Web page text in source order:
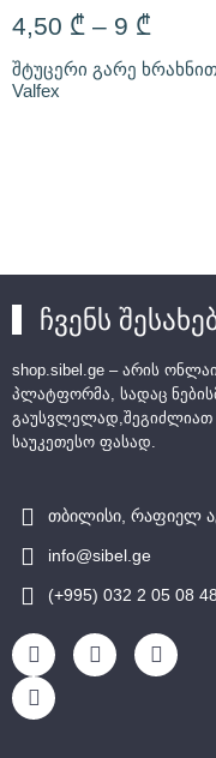
4,50 ₾ – 9 ₾
შტუცერი გარე
Valfex
ჩვენს
shop.sibel.ge – არის
პლატფორმა, სადაც
გაუსვლელად,შეგიძლიათ
საუკეთესო ფასად.
თბილისი, რაფიელ
info@sibel.ge
(+995) 032 2 05 08 48